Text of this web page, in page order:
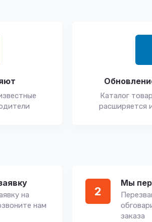
Каталог
расширяется
на
нам
2
Мы
заказа